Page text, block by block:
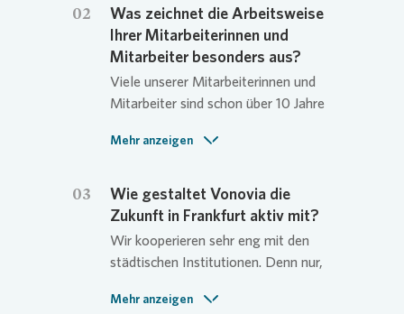
Wärmepumpenzentralen – zum
Einsatz. Unser Engagement in den
Städten und Vierteln bauen wir
systematisch aus: Sei es mit
Initiativen zu Housing First,
dem Quartiersmanagement oder
möchten gemeinsam ein besseres
Zuhause gestalten – partnerschaftlich
mit unseren Mieterinnen und Mietern
sowie den Städten und Gemeinden.
02
Was zeichnet die Arbeitsweise
Ihrer Mitarbeiterinnen und
Mitarbeiter besonders aus?
Viele unserer Mitarbeiterinnen und
Mitarbeiter sind schon über 10 Jahre
kommen unseren Mieterinnen und
Unsere Objektbetreuer sind in den
Siedlungen bekannt und geschätzt
und tragen damit einen wesentlichen
Teil zur Kundenzufriedenheit bei.
Auf der anderen Seite investiere ich
Mehr anzeigen
03
Wie gestaltet Vonovia die
Zukunft in Frankfurt aktiv mit?
Wir kooperieren sehr eng mit den
städtischen Institutionen. Denn nur,
ziehen, können wir zeitgemäßen und
Mehr anzeigen